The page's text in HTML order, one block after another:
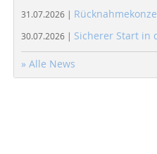
31.07.2026 |
30.07.2026 | Sicherer Start in
» Alle News